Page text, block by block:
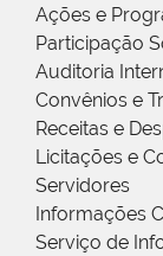
Ações e
Participação
Auditoria
Convênios e
Receitas e
Licitações e
Servidores
Informações
Serviço de